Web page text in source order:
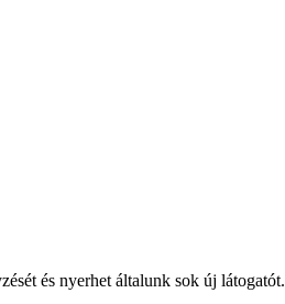
és nyerhet általunk sok új látogatót.